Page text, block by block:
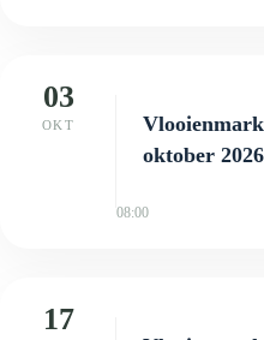
03
OKT
oktober 2026
08:00
17